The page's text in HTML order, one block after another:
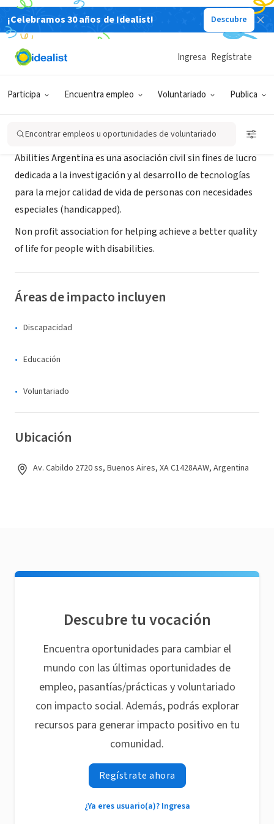
¡Celebramos 30 años de Idealist! Descubre
Participa Encuentra empleo Voluntariado Publica
Ingresa Regístrate
Encontrar empleos u oportunidades de voluntariado
ORGANIZACIÓN SIN FIN DE LUCRO
Abilities Argentina
Abilities Argentina es una asociación civil sin fines de lucro
dedicada a la investigación y al desarrollo de tecnologías
para la mejor calidad de vida de personas con necesidades
especiales (handicapped).
Non profit association for helping achieve a better quality
of life for people with disabilities.
Áreas de impacto incluyen
Discapacidad
Educación
Voluntariado
Ubicación
Av. Cabildo 2720 ss, Buenos Aires, XA C1428AAW, Argentina
Descubre tu vocación
Encuentra oportunidades para cambiar el
mundo con las últimas oportunidades de
empleo, pasantías/prácticas y voluntariado
con impacto social. Además, podrás explorar
recursos para generar impacto positivo en tu
comunidad.
Regístrate ahora
¿Ya eres usuario(a)? Ingresa